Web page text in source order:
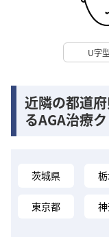
U字
近隣の都道
るAGA治療
茨城県
東京都